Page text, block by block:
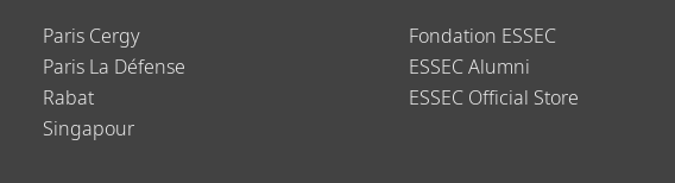
Paris Cergy
Paris La Défense
Rabat
Singapour
Fondation ESSEC
ESSEC Alumni
ESSEC Official Store